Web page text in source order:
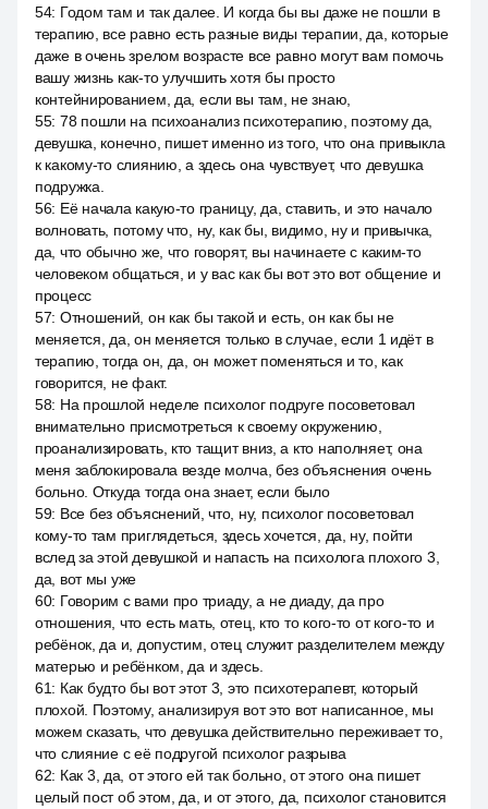
54: Годом там и так далее. И когда бы вы даже не пошли в
терапию, все равно есть разные виды терапии, да, которые
даже в очень зрелом возрасте все равно могут вам помочь
вашу жизнь как-то улучшить хотя бы просто
контейнированием, да, если вы там, не знаю,
55: 78 пошли на психоанализ психотерапию, поэтому да,
девушка, конечно, пишет именно из того, что она привыкла
к какому-то слиянию, а здесь она чувствует, что девушка
подружка.
56: Её начала какую-то границу, да, ставить, и это начало
волновать, потому что, ну, как бы, видимо, ну и привычка,
да, что обычно же, что говорят, вы начинаете с каким-то
человеком общаться, и у вас как бы вот это вот общение и
процесс
57: Отношений, он как бы такой и есть, он как бы не
меняется, да, он меняется только в случае, если 1 идёт в
терапию, тогда он, да, он может поменяться и то, как
говорится, не факт.
58: На прошлой неделе психолог подруге посоветовал
внимательно присмотреться к своему окружению,
проанализировать, кто тащит вниз, а кто наполняет, она
меня заблокировала везде молча, без объяснения очень
больно. Откуда тогда она знает, если было
59: Все без объяснений, что, ну, психолог посоветовал
кому-то там приглядеться, здесь хочется, да, ну, пойти
вслед за этой девушкой и напасть на психолога плохого 3,
да, вот мы уже
60: Говорим с вами про триаду, а не диаду, да про
отношения, что есть мать, отец, кто то кого-то от кого-то и
ребёнок, да и, допустим, отец служит разделителем между
матерью и ребёнком, да и здесь.
61: Как будто бы вот этот 3, это психотерапевт, который
плохой. Поэтому, анализируя вот это вот написанное, мы
можем сказать, что девушка действительно переживает то,
что слияние с её подругой психолог разрыва
62: Как 3, да, от этого ей так больно, от этого она пишет
целый пост об этом, да, и от этого, да, психолог становится